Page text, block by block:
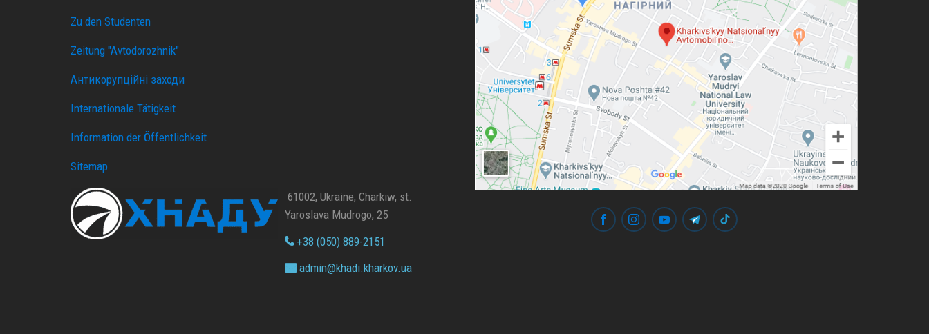
Zu den Studenten
Zeitung "Avtodorozhnik"
Антикорупційні заходи
Internationale Tätigkeit
Information der Öffentlichkeit
Sitemap
61002, Ukraine, Charkiw, st.
Yaroslava Mudrogo, 25
+38 (050) 889-2151
admin@khadi.kharkov.ua